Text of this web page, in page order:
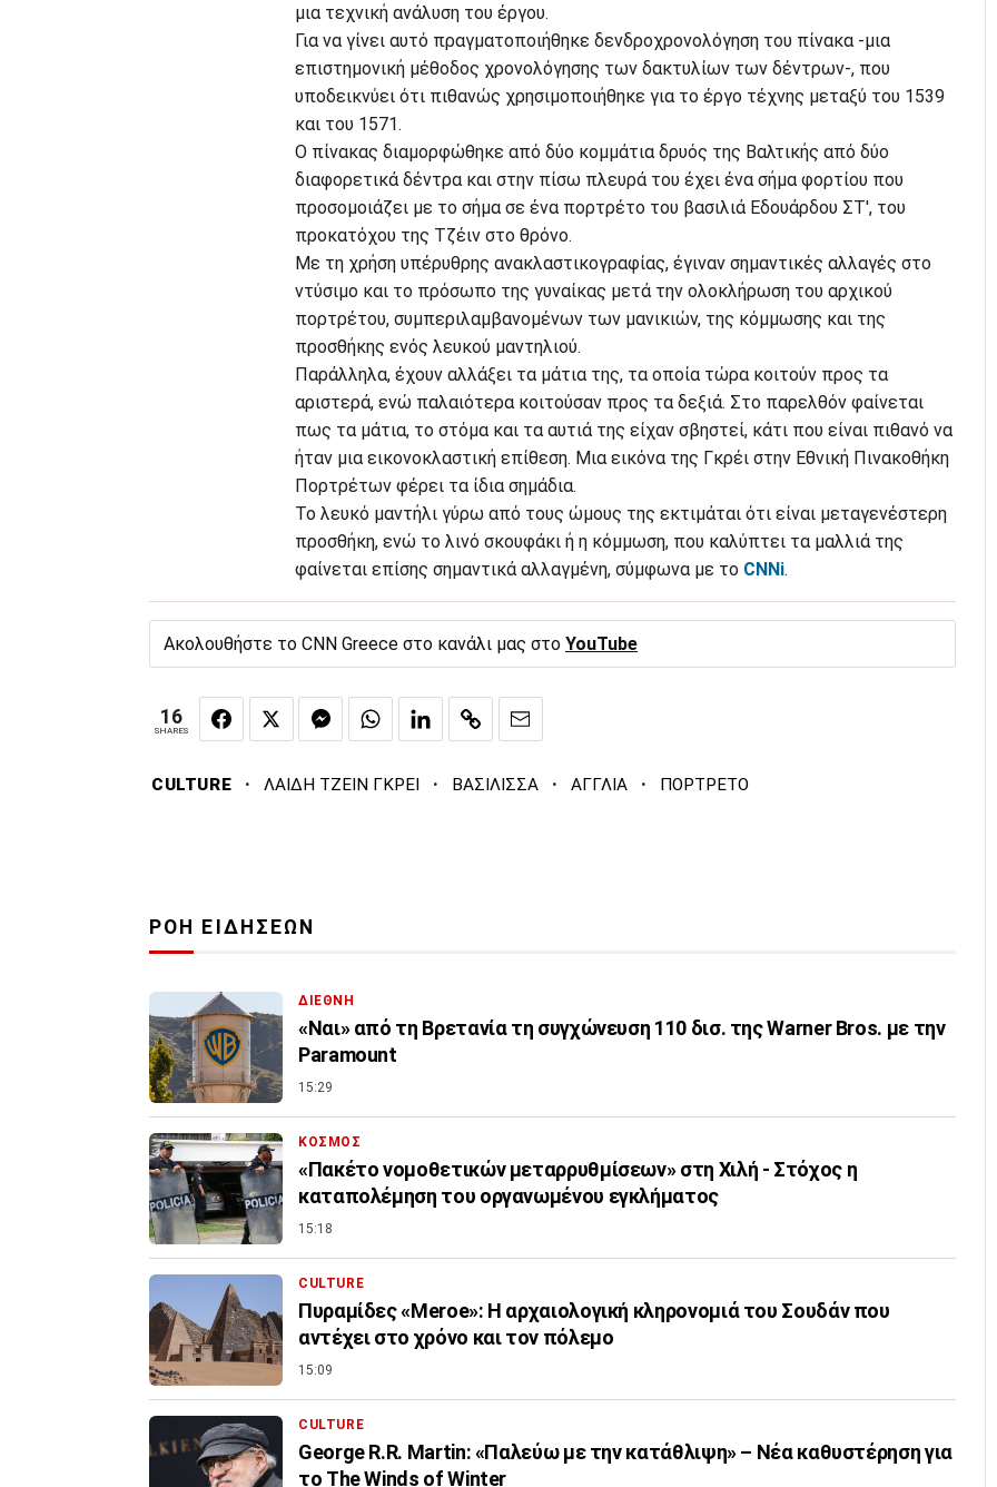
μια τεχνική ανάλυση του έργου.
Για να γίνει αυτό πραγματοποιήθηκε δενδροχρονολόγηση του πίνακα -μια
επιστημονική μέθοδος χρονολόγησης των δακτυλίων των δέντρων-, που
υποδεικνύει ότι πιθανώς χρησιμοποιήθηκε για το έργο τέχνης μεταξύ του 1539
και του 1571.
Ο πίνακας διαμορφώθηκε από δύο κομμάτια δρυός της Βαλτικής από δύο
διαφορετικά δέντρα και στην πίσω πλευρά του έχει ένα σήμα φορτίου που
προσομοιάζει με το σήμα σε ένα πορτρέτο του βασιλιά Εδουάρδου ΣΤ', του
προκατόχου της Τζέιν στο θρόνο.
Με τη χρήση υπέρυθρης ανακλαστικογραφίας, έγιναν σημαντικές αλλαγές στο
ντύσιμο και το πρόσωπο της γυναίκας μετά την ολοκλήρωση του αρχικού
πορτρέτου, συμπεριλαμβανομένων των μανικιών, της κόμμωσης και της
προσθήκης ενός λευκού μαντηλιού.
Παράλληλα, έχουν αλλάξει τα μάτια της, τα οποία τώρα κοιτούν προς τα
αριστερά, ενώ παλαιότερα κοιτούσαν προς τα δεξιά. Στο παρελθόν φαίνεται
πως τα μάτια, το στόμα και τα αυτιά της είχαν σβηστεί, κάτι που είναι πιθανό να
ήταν μια εικονοκλαστική επίθεση. Μια εικόνα της Γκρέι στην Εθνική Πινακοθήκη
Πορτρέτων φέρει τα ίδια σημάδια.
Το λευκό μαντήλι γύρω από τους ώμους της εκτιμάται ότι είναι μεταγενέστερη
προσθήκη, ενώ το λινό σκουφάκι ή η κόμμωση, που καλύπτει τα μαλλιά της
φαίνεται επίσης σημαντικά αλλαγμένη, σύμφωνα με το CNNi.
Ακολουθήστε το CNN Greece στο κανάλι μας στο YouTube
16
SHARES
CULTURE · ΛΑΙΔΗ ΤΖΕΙΝ ΓΚΡΕΙ · ΒΑΣΙΛΙΣΣΑ · ΑΓΓΛΙΑ · ΠΟΡΤΡΕΤΟ
ΡΟΗ ΕΙΔΗΣΕΩΝ
ΔΙΕΘΝΗ
«Ναι» από τη Βρετανία τη συγχώνευση 110 δισ. της Warner Bros. με την
Paramount
15:29
ΚΟΣΜΟΣ
«Πακέτο νομοθετικών μεταρρυθμίσεων» στη Χιλή - Στόχος η
καταπολέμηση του οργανωμένου εγκλήματος
15:18
CULTURE
Πυραμίδες «Meroe»: Η αρχαιολογική κληρονομιά του Σουδάν που
αντέχει στο χρόνο και τον πόλεμο
15:09
CULTURE
George R.R. Martin: «Παλεύω με την κατάθλιψη» – Νέα καθυστέρηση για
το The Winds of Winter